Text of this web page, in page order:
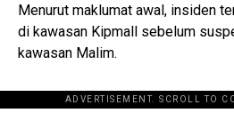
Menurut maklumat awal, insiden
di kawasan Kipmall sebelum
kawasan Malim.
ADVERTISEMENT. SCROLL TO